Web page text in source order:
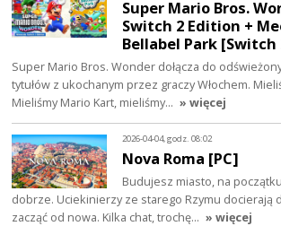
Super Mario Bros.
Switch 2 Edition +
Bellabel Park [Switch
Super Mario Bros. Wonder dołącza do
tytułów z ukochanym przez graczy Włochem.
Mieliśmy Mario Kart, mieliśmy… » więcej
2026-04-04, godz. 08:02
Nova Roma [PC]
Budujesz miasto, na
dobrze. Uciekinierzy ze starego Rzymu docierają
zacząć od nowa. Kilka chat, trochę… » więcej